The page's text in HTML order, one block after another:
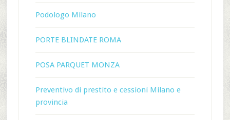
Podologo Milano
PORTE BLINDATE ROMA
POSA PARQUET MONZA
Preventivo di prestito e cessioni Milano e
provincia